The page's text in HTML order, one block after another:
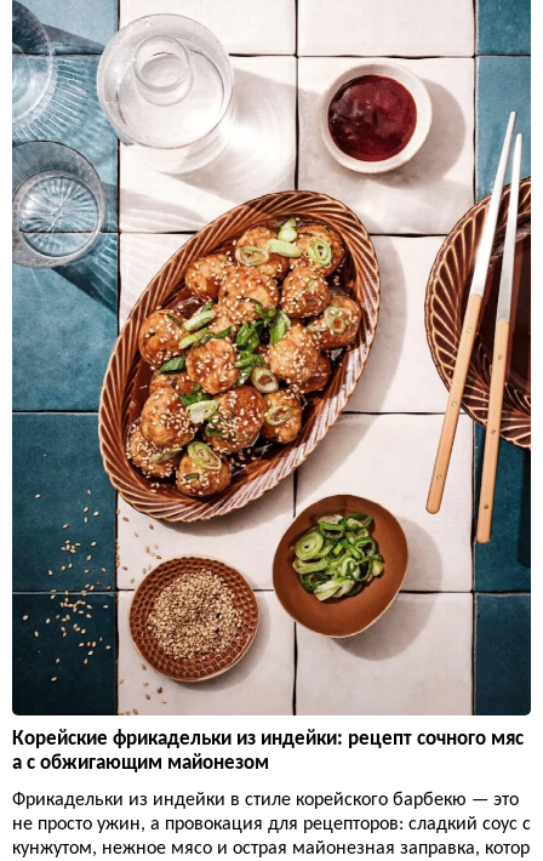
Корейские фрикадельки из индейки: рецепт сочного мяс
а с обжигающим майонезом
Фрикадельки из индейки в стиле корейского барбекю — это
не просто ужин, а провокация для рецепторов: сладкий соус с
кунжутом, нежное мясо и острая майонезная заправка, котор